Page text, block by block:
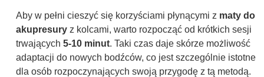
Aby w pełni cieszyć się korzyściami płynącymi z maty do
akupresury z kolcami, warto rozpocząć od krótkich sesji
trwających 5-10 minut. Taki czas daje skórze możliwość
adaptacji do nowych bodźców, co jest szczególnie istotne
dla osób rozpoczynających swoją przygodę z tą metodą.